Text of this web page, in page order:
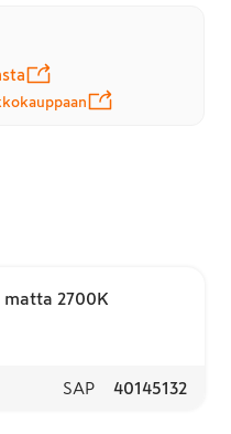
matta 2700K
SAP 40145132